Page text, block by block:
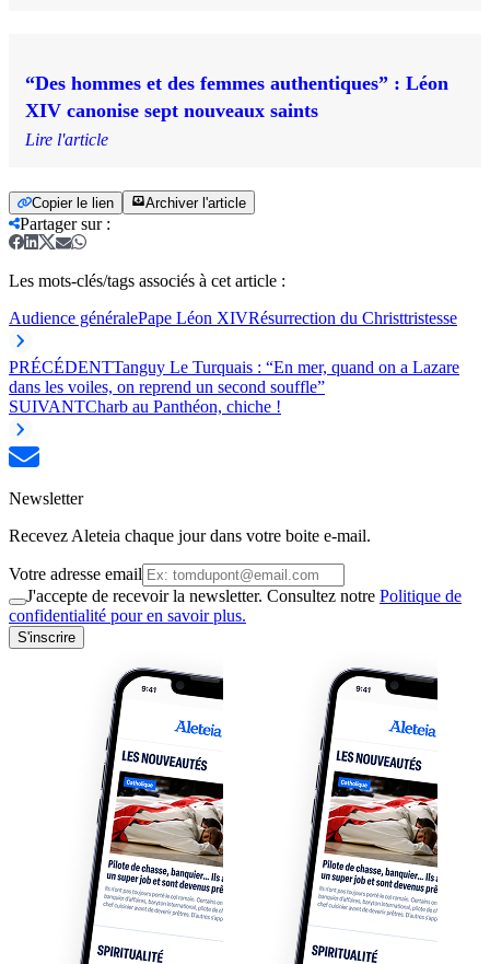
“Des hommes et des femmes authentiques” : Léon
XIV canonise sept nouveaux saints
Lire l'article
Copier le lien Archiver l'article
Partager sur:
Les mots-clés/tags associés à cet article :
Audience généralePape Léon XIVRésurrection du Christtristesse
PRÉCÉDENTTanguy Le Turquais : “En mer, quand on a Lazare
dans les voiles, on reprend un second souffle”
SUIVANTCharb au Panthéon, chiche !
Newsletter
Recevez Aleteia chaque jour dans votre boite e-mail.
Votre adresse email
J'accepte de recevoir la newsletter. Consultez notre Politique de
confidentialité pour en savoir plus.
S'inscrire